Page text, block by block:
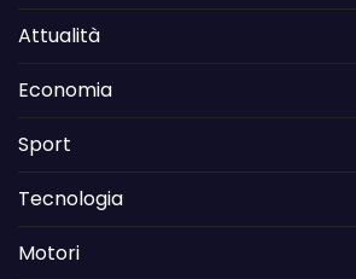
Attualità
Economia
Sport
Tecnologia
Motori